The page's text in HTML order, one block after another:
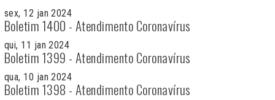
sex, 12 jan 2024
Boletim 1400 - Atendimento Coronavírus
qui, 11 jan 2024
Boletim 1399 - Atendimento Coronavírus
qua, 10 jan 2024
Boletim 1398 - Atendimento Coronavírus